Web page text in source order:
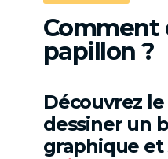
Comment
papillon ?
Découvrez
dessiner un
graphique